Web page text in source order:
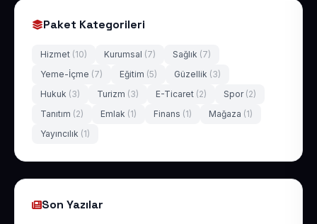
Paket Kategorileri
Hizmet (10) Kurumsal (7) Sağlık (7)
Yeme-İçme (7) Eğitim (5) Güzellik (3)
Hukuk (3) Turizm (3) E-Ticaret (2) Spor (2)
Tanıtım (2) Emlak (1) Finans (1) Mağaza (1)
Yayıncılık (1)
Son Yazılar